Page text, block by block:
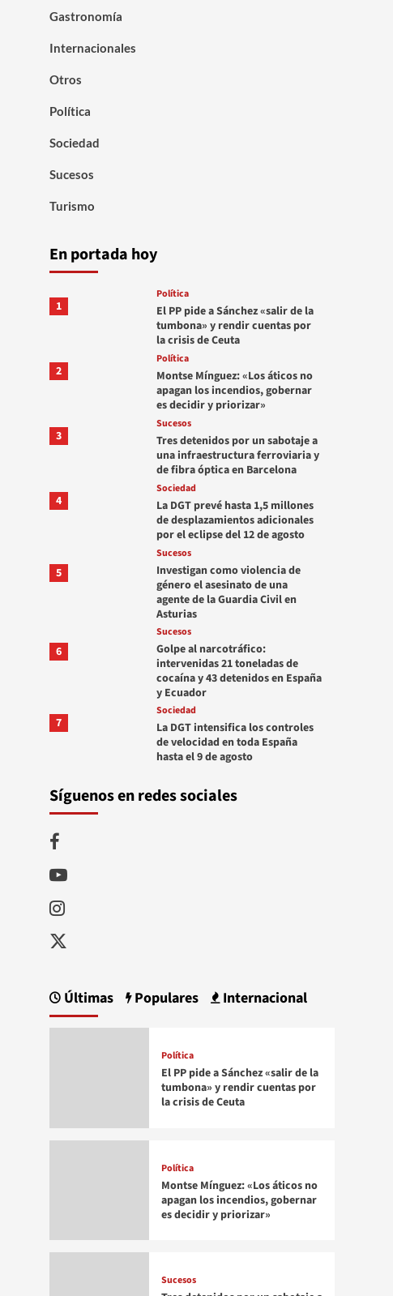
Gastronomía
Internacionales
Otros
Política
Sociedad
Sucesos
Turismo
En portada hoy
1
Política
El PP pide a Sánchez «salir de la
tumbona» y rendir cuentas por
la crisis de Ceuta
2
Política
Montse Mínguez: «Los áticos no
apagan los incendios, gobernar
es decidir y priorizar»
3
Sucesos
Tres detenidos por un sabotaje a
una infraestructura ferroviaria y
de fibra óptica en Barcelona
4
Sociedad
La DGT prevé hasta 1,5 millones
de desplazamientos adicionales
por el eclipse del 12 de agosto
5
Sucesos
Investigan como violencia de
género el asesinato de una
agente de la Guardia Civil en
Asturias
6
Sucesos
Golpe al narcotráfico:
intervenidas 21 toneladas de
cocaína y 43 detenidos en España
y Ecuador
7
Sociedad
La DGT intensifica los controles
de velocidad en toda España
hasta el 9 de agosto
Síguenos en redes sociales
Facebook
Youtube
Instagram
Twitter
Últimas Populares Internacional
Política
El PP pide a Sánchez «salir de la
tumbona» y rendir cuentas por
la crisis de Ceuta
Política
Montse Mínguez: «Los áticos no
apagan los incendios, gobernar
es decidir y priorizar»
Sucesos